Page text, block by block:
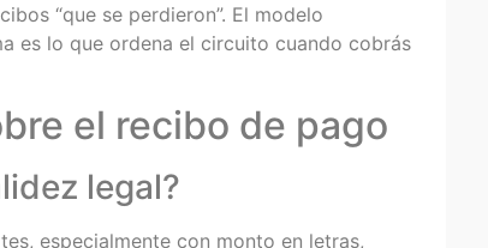
“que se perdieron”. El modelo
es lo que ordena el circuito cuando cobrás
el recibo de pago
legal?
especialmente con monto en letras,